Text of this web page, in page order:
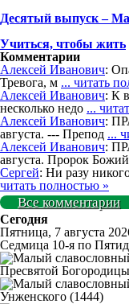
Деcятый выпуск –
Учиться, чтобы жить
Комментарии
Алексей Иванович:
Тревога, м ... читать
Алексей Иванович: К
несколько недо ...
Алексей Иванович:
августа. --- Препод ...
Алексей Иванович:
августа. Пророк Божий
Сергей: Ни разу
читать полностью »
Все комментарии
Сегодня
Пятница, 7 августа
Седмица 10-я по
Пресвятой Богородицы
Унженского (1444)